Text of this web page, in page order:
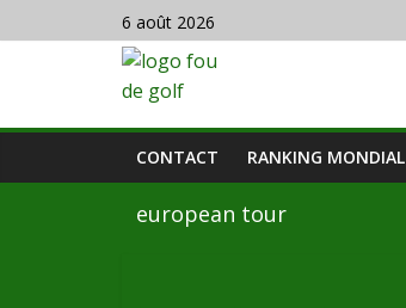
6 août 2026
CONTACT RANKING MONDIAL
european tour